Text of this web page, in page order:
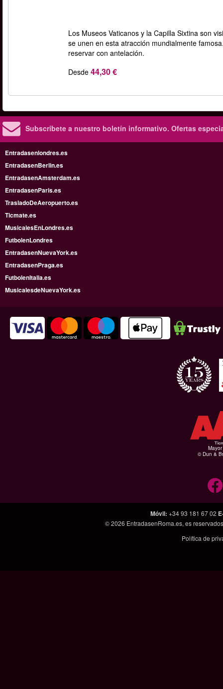
Los Museos Vaticanos y la Capilla Sixtina son
se unen en esta atracción mundialmente
reservar con antelación.
Desde 44,30 €
Subscribete a nuestro boletín informativo. Ofertas
Entradasenlondres.es
EntradasenBerlin.es
EntradasenAmsterdam.es
EntradasenParis.es
TrasladoDeAeropuerto.es
Ticmate.es
MusicalesEnLondres.es
FutbolenLondres
EntradasenNuevaYork.es
EntradasenPraga.es
FutbolenItalia.es
MusicalesdeNuevaYork.es
© Dun &
Móvil: +34 93 181 67 02
© 2026 EntradasenRoma.es, es
Política de